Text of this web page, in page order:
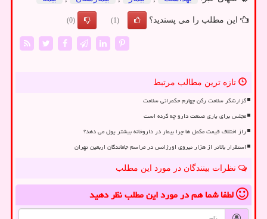
این مطلب را می پسندید؟ (1)
(0)
تازه ترین مطالب مرتبط
گزارشگر سلامت رکن چهارم حکمرانی سلامت
مجلس برای یاری صنعت دارو چه کرده است
راز اختلاف قیمت مکمل ها چرا بیمار در داروخانه بیشتر پول می دهد؟
استقرار بالاتر از هزار نیروی اورژانس در مراسم جاماندگان اربعین تهران
نظرات بینندگان در مورد این مطلب
لطفا شما همدر مورد این مطلبنظر دهید